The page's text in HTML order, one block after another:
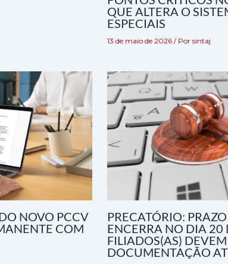
QUE ALTERA O
ESPECIAIS
13 de maio de 2026 / Por sintaj
NOVO PCCV
COM
PRECATÓRIO:
ENCERRA NO DIA 20
FILIADOS(AS)
DOCUMENTAÇÃO